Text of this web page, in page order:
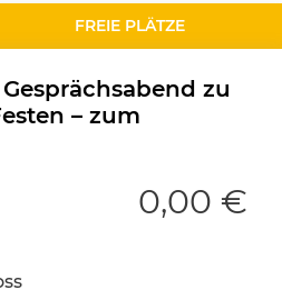
FREIE PLÄTZE
zu
– zum
0,00 €